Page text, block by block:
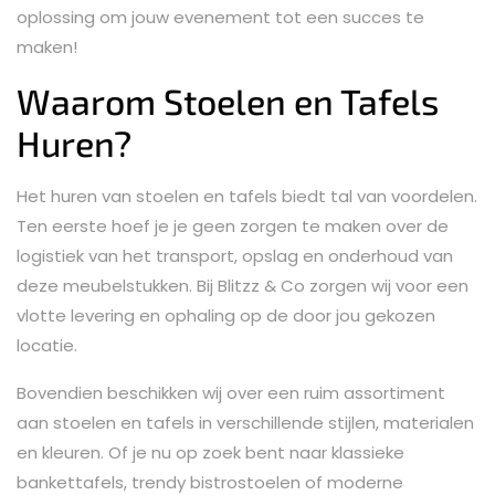
oplossing om jouw evenement tot een succes te
maken!
Waarom Stoelen en Tafels
Huren?
Het huren van stoelen en tafels biedt tal van voordelen.
Ten eerste hoef je je geen zorgen te maken over de
logistiek van het transport, opslag en onderhoud van
deze meubelstukken. Bij Blitzz & Co zorgen wij voor een
vlotte levering en ophaling op de door jou gekozen
locatie.
Bovendien beschikken wij over een ruim assortiment
aan stoelen en tafels in verschillende stijlen, materialen
en kleuren. Of je nu op zoek bent naar klassieke
bankettafels, trendy bistrostoelen of moderne